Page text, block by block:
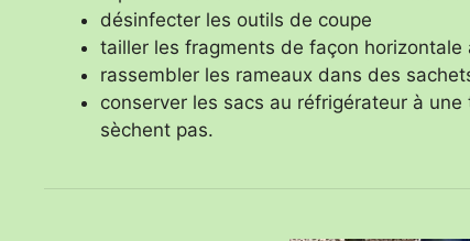
désinfecter les outils de coupe
tailler les fragments de façon
rassembler les rameaux dans des
conserver les sacs au réfrigérateur à
sèchent pas.